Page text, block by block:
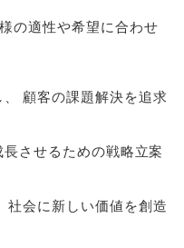
の適性や希望に合わせ
顧客の課題解決を追求
させるための戦略立案
社会に新しい価値を創造